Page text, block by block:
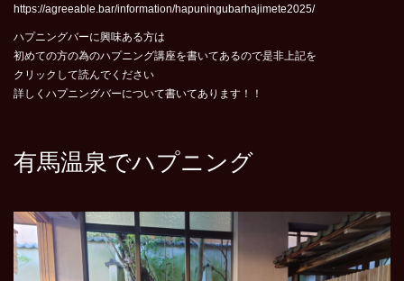
https://agreeable.bar/information/hapuningubarhajimete2025/
ハプニングバーに興味ある方は
初めての方の為のハプニング講座を書いてあるので是非上記を
クリックして読んでください
詳しくハプニングバーについて書いてあります！！
有馬温泉でハプニング